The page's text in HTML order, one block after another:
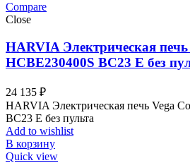
Compare
Close
HARVIA Электрическая
HCBE230400S ВС23 Е без
24 135 ₽
HARVIA Электрическая печь Vega
ВС23 Е без пульта
Add to wishlist
В корзину
Quick view